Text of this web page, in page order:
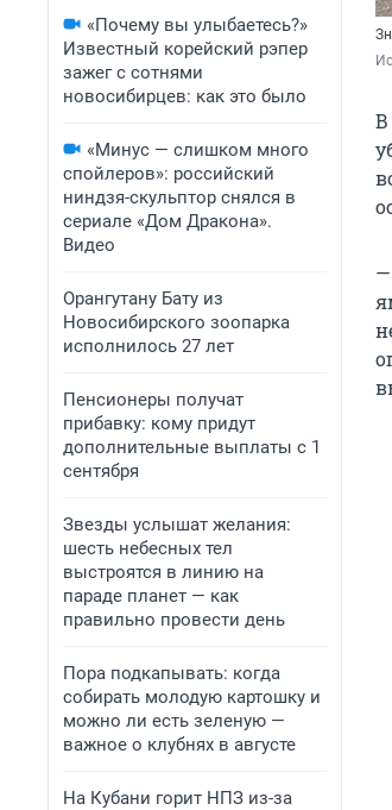
«Почему вы улыбаетесь?»
Известный корейский рэпер
зажег с сотнями
новосибирцев: как это было
«Минус — слишком много
спойлеров»: российский
ниндзя-скульптор снялся в
сериале «Дом Дракона».
Видео
Орангутану Бату из
Новосибирского зоопарка
исполнилось 27 лет
Пенсионеры получат
прибавку: кому придут
дополнительные выплаты с 1
сентября
Звезды услышат желания:
шесть небесных тел
выстроятся в линию на
параде планет — как
правильно провести день
Пора подкапывать: когда
собирать молодую картошку и
можно ли есть зеленую —
важное о клубнях в августе
На Кубани горит НПЗ из-за
В